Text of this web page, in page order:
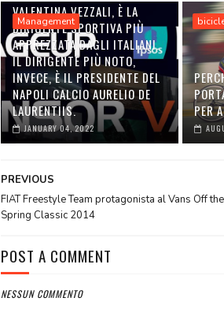
Management
VALENTINA VEZZALI, È LA
DIRIGENTE SPORTIVA PIÙ
APPREZZATA DAGLI ITALIANI.
IL DIRIGENTE PIÙ NOTO,
INVECE, È IL PRESIDENTE DEL
NAPOLI CALCIO AURELIO DE
LAURENTIIS.
JANUARY 04, 2022
PER
PREVIOUS
FIAT Freestyle Team protagonista al Vans Off
Spring Classic 2014
POST A COMMENT
NESSUN COMMENTO